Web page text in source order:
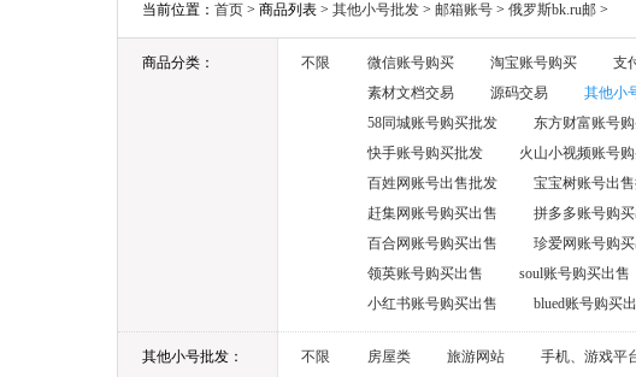
当前位置： 首页 > 商品列表 > 其他小号批发 > 邮箱账号 > 俄罗斯bk.ru邮 >
商品分类： 不限 微信账号购买 淘宝账号购买 支
素材文档交易
源码交易 其他小
58同城账号购买批发
东方财富账号
快手账号购买批发
火山小视频账号
百姓网账号出售批发
宝宝树账号出
赶集网账号购买出售
拼多多账号购
百合网账号购买出售
珍爱网账号购
领英账号购买出售
soul账号购买出售
小红书账号购买出售
blued账号购买
其他小号批发： 不限 房屋类 旅游网站 手机、游戏平